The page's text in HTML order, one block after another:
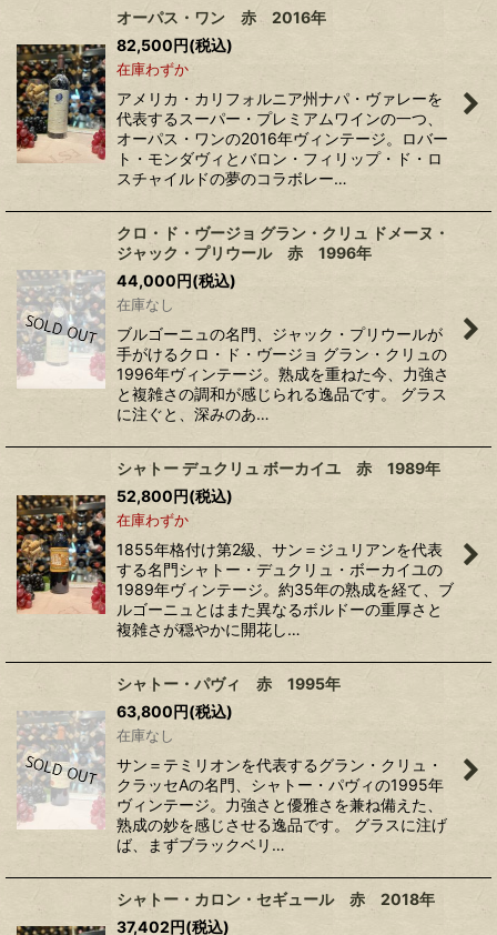
オーパス・ワン 赤 2016年
82,500円(税込)
在庫わずか
アメリカ・カリフォルニア州ナパ・ヴァレーを
代表するスーパー・プレミアムワインの一つ、
オーパス・ワンの2016年ヴィンテージ。ロバー
ト・モンダヴィとバロン・フィリップ・ド・ロ
スチャイルドの夢のコラボレー…
クロ・ド・ヴージョ グラン・クリュ ドメーヌ・
ジャック・プリウール 赤 1996年
44,000円(税込)
在庫なし
ブルゴーニュの名門、ジャック・プリウールが
手がけるクロ・ド・ヴージョ グラン・クリュの
1996年ヴィンテージ。熟成を重ねた今、力強さ
と複雑さの調和が感じられる逸品です。 グラス
に注ぐと、深みのあ…
シャトー デュクリュ ボーカイユ 赤 1989年
52,800円(税込)
在庫わずか
1855年格付け第2級、サン＝ジュリアンを代表
する名門シャトー・デュクリュ・ボーカイユの
1989年ヴィンテージ。約35年の熟成を経て、ブ
ルゴーニュとはまた異なるボルドーの重厚さと
複雑さが穏やかに開花し…
シャトー・パヴィ 赤 1995年
63,800円(税込)
在庫なし
サン＝テミリオンを代表するグラン・クリュ・
クラッセAの名門、シャトー・パヴィの1995年
ヴィンテージ。力強さと優雅さを兼ね備えた、
熟成の妙を感じさせる逸品です。 グラスに注げ
ば、まずブラックベリ…
シャトー・カロン・セギュール 赤 2018年
37,402円(税込)